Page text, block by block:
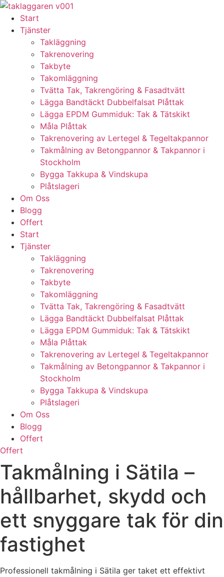
Skip
content
Start
Tjänster
Takläggning
Takrenovering
Takbyte
Takomläggning
Tvätta Tak, Takrengöring & Fasadtvätt
Lägga Bandtäckt Dubbelfalsat Plåttak
Lägga EPDM Gummiduk: Tak & Tätskikt
Måla Plåttak
Takrenovering av Lertegel & Tegeltakpannor
Takmålning av Betongpannor & Takpannor i
Stockholm
Bygga Takkupa & Vindskupa
Plåtslageri
Om Oss
Blogg
Offert
Start
Tjänster
Takläggning
Takrenovering
Takbyte
Takomläggning
Tvätta Tak, Takrengöring & Fasadtvätt
Lägga Bandtäckt Dubbelfalsat Plåttak
Lägga EPDM Gummiduk: Tak & Tätskikt
Måla Plåttak
Takrenovering av Lertegel & Tegeltakpannor
Takmålning av Betongpannor & Takpannor i
Stockholm
Bygga Takkupa & Vindskupa
Plåtslageri
Om Oss
Blogg
Offert
Offert
Takmålning i Sätila –
hållbarhet, skydd och
ett snyggare tak för din
fastighet
Professionell takmålning i Sätila ger taket ett effektivt